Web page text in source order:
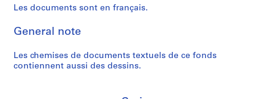
s
"
e
i
o
s
d
A
c
a
A
c
c
u
a
Les documents sont en français.
General note
Les chemises de documents textuels de ce fonds
contiennent aussi des dessins.